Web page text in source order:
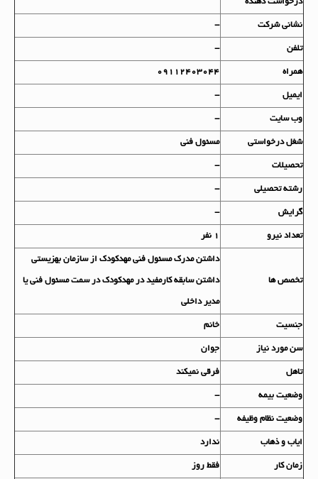
نشاني شرکت
تلفن
همراه 09112403044
ايميل
وب سايت
شغل درخواستي مسئول فنی
تحصيلات
رشته تحصيلي
گرايش
تعداد نيرو
تخصص ها
داشتن مدرک مسئول فنی مهدکودک از سازمان بهزیستی
داشتن سابقه کارمفید در مهدکودک در سمت مسئول فنی یا
مدیر داخلی
جنسيت خانم
سن مورد نياز جوان
تاهل فرقی نمیکند
وضعيت بيمه
وضعيت نظام وظيفه
اياب و ذهاب ندارد
زمان کار فقط روز